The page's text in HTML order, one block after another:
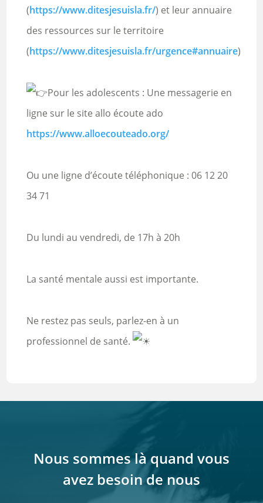
(https://www.ditesjesuisla.fr/) et leur annuaire
des ressources sur le territoire
(https://www.ditesjesuisla.fr/urgence#annuaire)
Pour les adolescents : Une messagerie en
ligne sur le site allo écoute ado
https://www.alloecouteado.org/
Ou une ligne d’écoute téléphonique : 06 12 20
34 71
Du lundi au vendredi, de 17h à 20h
La santé mentale aussi est importante.
Ne restez pas seuls, parlez-en à un
professionnel de santé.
Nous sommes là quand vous
avez besoin de nous